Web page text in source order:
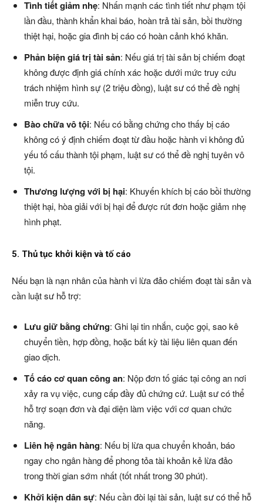
Tình tiết giảm nhẹ: Nhấn mạnh các tình tiết như phạm tội
lần đầu, thành khẩn khai báo, hoàn trả tài sản, bồi thường
thiệt hại, hoặc gia đình bị cáo có hoàn cảnh khó khăn.
Phản biện giá trị tài sản: Nếu giá trị tài sản bị chiếm đoạt
không được định giá chính xác hoặc dưới mức truy cứu
trách nhiệm hình sự (2 triệu đồng), luật sư có thể đề nghị
miễn truy cứu.
Bào chữa vô tội: Nếu có bằng chứng cho thấy bị cáo
không có ý định chiếm đoạt từ đầu hoặc hành vi không đủ
yếu tố cấu thành tội phạm, luật sư có thể đề nghị tuyên vô
tội.
Thương lượng với bị hại: Khuyến khích bị cáo bồi thường
thiệt hại, hòa giải với bị hại để được rút đơn hoặc giảm nhẹ
hình phạt.
5. Thủ tục khởi kiện và tố cáo
Nếu bạn là nạn nhân của hành vi lừa đảo chiếm đoạt tài sản và
cần luật sư hỗ trợ:
Lưu giữ bằng chứng: Ghi lại tin nhắn, cuộc gọi, sao kê
chuyển tiền, hợp đồng, hoặc bất kỳ tài liệu liên quan đến
giao dịch.
Tố cáo cơ quan công an: Nộp đơn tố giác tại công an nơi
xảy ra vụ việc, cung cấp đầy đủ chứng cứ. Luật sư có thể
hỗ trợ soạn đơn và đại diện làm việc với cơ quan chức
năng.
Liên hệ ngân hàng: Nếu bị lừa qua chuyển khoản, báo
ngay cho ngân hàng để phong tỏa tài khoản kẻ lừa đảo
trong thời gian sớm nhất (tốt nhất trong 30 phút).
Khởi kiện dân sự: Nếu cần đòi lại tài sản, luật sư có thể hỗ